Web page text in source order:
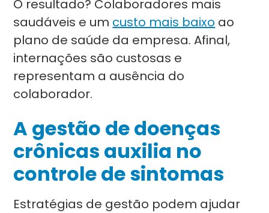
O resultado? Colaboradores mais
saudáveis e um custo mais baixo ao
plano de saúde da empresa. Afinal,
internações são custosas e
representam a ausência do
colaborador.
A gestão de doenças
crônicas auxilia no
controle de sintomas
Estratégias de gestão podem ajudar